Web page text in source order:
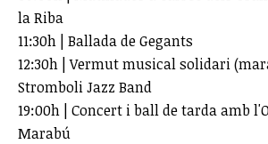
la Riba
11:30h | Ballada de Gegants
12:30h | Vermut musical solidari
Stromboli Jazz Band
19:00h | Concert i ball de tarda amb
Marabú